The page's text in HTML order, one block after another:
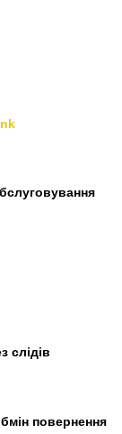
слідів
повернення